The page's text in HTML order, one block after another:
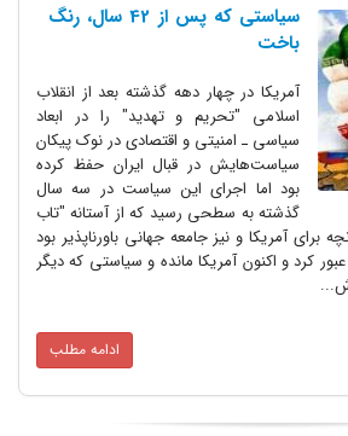
سیاستی که پس از 42 سال، رنگ
باخت
آمریکا در چهار دهه گذشته بعد از انقلاب
اسلامی "تحریم و تهدید" را در ابعاد
سیاسی ـ امنیتی و اقتصادی در نوک پیکان
سیاست‌هایش در قبال ایران حفظ کرده
بود اما اجرای این سیاست در سه سال
گذشته به سطحی رسید که از آستانه "تاب
برای آمریکا و نیز جامعه جهانی باورناپذیر بود
کرد و اکنون آمریکا مانده و سیاستی که دیگر
ادامه مطلب